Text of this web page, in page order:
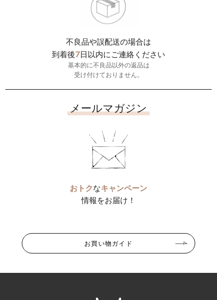
不良品や誤配送の場合は
到着後7日以内にご連絡ください
基本的に不良品以外の返品は
受け付けておりません。
メールマガジン
おトクなキャンペーン
情報をお届け！
お買い物ガイド